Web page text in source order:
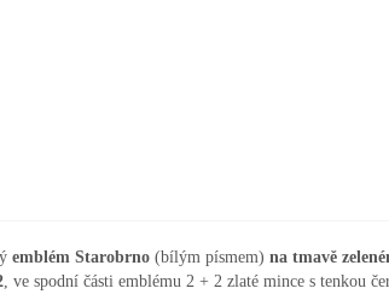
emblém Starobrno (bílým písmem) na tmavě
, ve spodní části emblému 2 + 2 zlaté mince s tenkou